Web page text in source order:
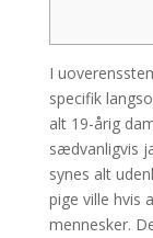
I
specifik
alt 19-årig
sædvanligvis
synes alt
pige ville hvis
mennesker.